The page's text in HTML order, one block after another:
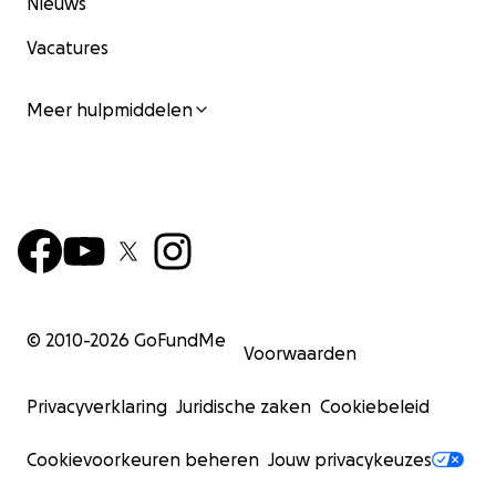
Vacatures
Meer hulpmiddelen
© 2010-2026 GoFundMe
Voorwaarden
Privacyverklaring Juridische zaken Cookiebeleid
Cookievoorkeuren beheren Jouw privacykeuzes